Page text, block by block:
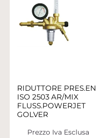
RIDUTTORE PRES.EN
ISO 2503 AR/MIX
FLUSS.POWERJET
GOLVER
Prezzo Iva Esclusa